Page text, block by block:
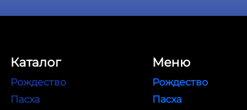
Каталог
Рождество
Пасха
Меню
Рождество
Пасха